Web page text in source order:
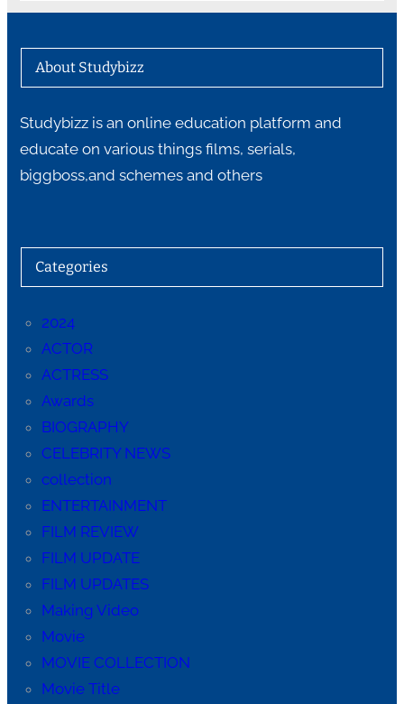
About Studybizz
Studybizz is an online education platform and
educate on various things films, serials,
biggboss,and schemes and others
Categories
2024
ACTOR
ACTRESS
Awards
BIOGRAPHY
CELEBRITY NEWS
collection
ENTERTAINMENT
FILM REVIEW
FILM UPDATE
FILM UPDATES
Making Video
Movie
MOVIE COLLECTION
Movie Title